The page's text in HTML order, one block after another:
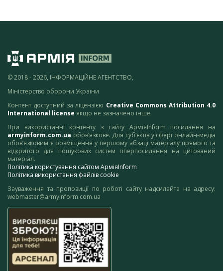
© 2018 - 2026, ІНФОРМАЦІЙНЕ АГЕНТСТВО,
Міністерство оборони України
Контент доступний за ліцензією Creative Commons Attribution 4.0
International license якщо не зазначено інше.
При використанні контенту з сайту АрміяInform посилання на
armyinform.com.ua обов’язкове. Для суб’єктів у сфері онлайн-медіа
обов’язковим є розміщення у першому абзаці матеріалу прямого та
відкритого для пошукових систем гіперпосилання на цитований
матеріал.
Політика користування сайтом АрміяInform
Політика використання файлів cookie
Зауваження та пропозиції по роботі сайту надсилайте на адресу:
webmaster@armyinform.com.ua